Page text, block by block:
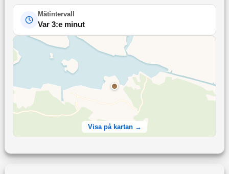
Mätintervall
Var 3:e minut
Visa på kartan →